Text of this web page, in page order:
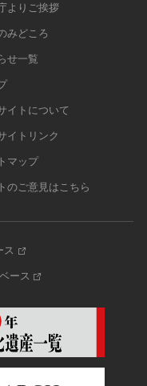
よりご挨拶
みどころ
せ一覧
イトについて
イトリンク
マップ
のご意見はこちら
ス
ース